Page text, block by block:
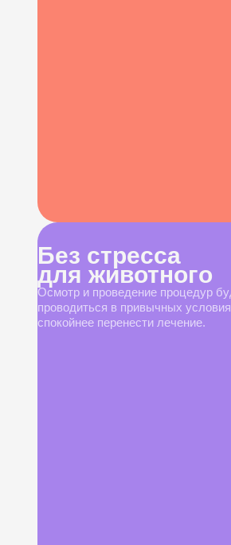
Без стресса
для животного
Осмотр и проведение процедур
проводиться в привычных
спокойнее перенести лечение.